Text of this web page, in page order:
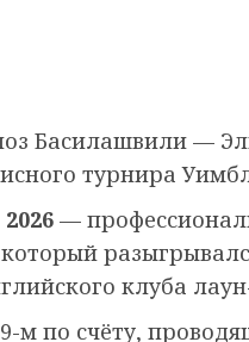
Басилашвили —
турнира
—
клуба
м по счёту,